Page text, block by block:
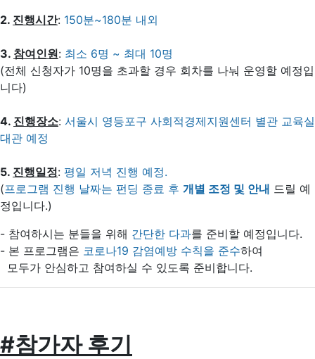
2. 진행시간: 150분~180분 내외
3. 참여인원: 최소 6명 ~ 최대 10명
(전체 신청자가 10명을 초과할 경우 회차를 나눠 운영할 예정입
니다)
4. 진행장소: 서울시 영등포구 사회적경제지원센터 별관 교육실
대관 예정
5. 진행일정: 평일 저녁 진행 예정.
(프로그램 진행 날짜는 펀딩 종료 후 개별 조정 및 안내 드릴 예
정입니다.)
- 참여하시는 분들을 위해 간단한 다과를 준비할 예정입니다.
- 본 프로그램은 코로나19 감염예방 수칙을 준수하여
모두가 안심하고 참여하실 수 있도록 준비합니다.
#참가자 후기